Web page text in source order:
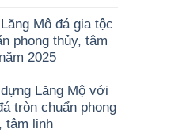
Mô đá gia tộc
phong thủy, tâm
2025
Lăng Mộ với
tròn chuẩn phong
tâm linh